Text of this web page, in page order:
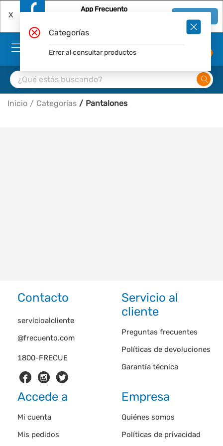
X
App Frecuento
Inicio Categorías Pantalones
Contacto
1800-FRECUE
servicioalcliente
@frecuento.com
Servicio al
cliente
Preguntas frecuentes
Políticas de devoluciones
Garantía técnica
Accede a
Mi cuenta
Mis pedidos
Empresa
Quiénes somos
Políticas de privacidad
Categorías
Error al consultar productos